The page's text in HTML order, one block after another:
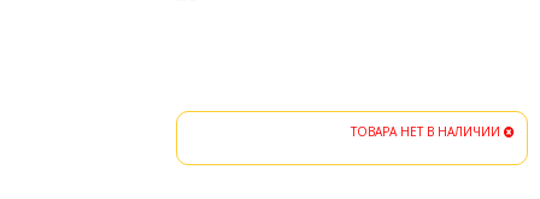
ТОВАРА НЕТ В НАЛИЧИИ